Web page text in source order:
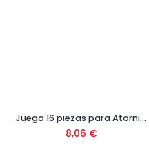
Juego 16 piezas para Atornillar Ref. DT70522T-QZ
8,06 €